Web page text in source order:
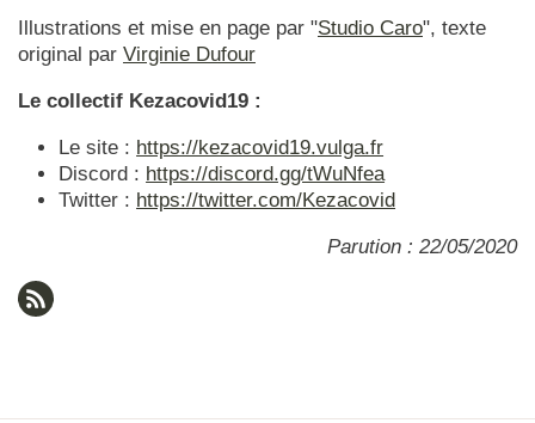
Illustrations et mise en page par "Studio Caro", texte
original par Virginie Dufour
Le collectif Kezacovid19 :
Le site : https://kezacovid19.vulga.fr
Discord : https://discord.gg/tWuNfea
Twitter : https://twitter.com/Kezacovid
Parution : 22/05/2020